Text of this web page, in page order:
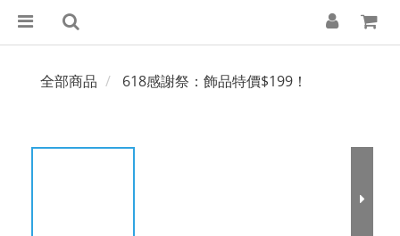
全部商品 618感謝祭：飾品特價$199！